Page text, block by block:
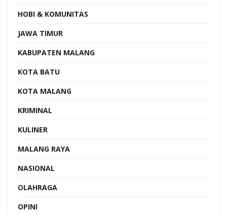
HOBI & KOMUNITAS
JAWA TIMUR
KABUPATEN MALANG
KOTA BATU
KOTA MALANG
KRIMINAL
KULINER
MALANG RAYA
NASIONAL
OLAHRAGA
OPINI